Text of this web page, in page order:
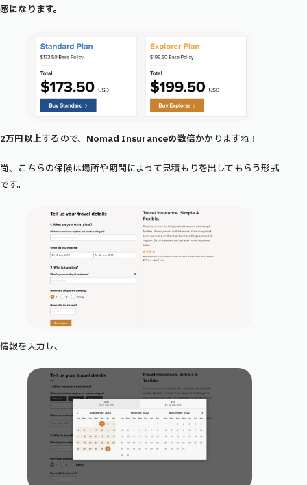
感になります。
2万円以上するので、 Nomad Insuranceの数倍かかりますね！
尚、こちらの保険は場所や期間によって見積もりを出してもらう形式
です。
情報を入力し、